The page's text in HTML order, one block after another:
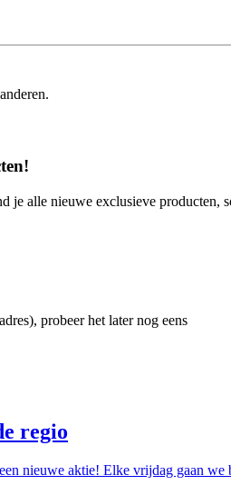
alle nieuwe exclusieve producten,
probeer het later nog eens
regio
nieuwe aktie! Elke vrijdag gaan